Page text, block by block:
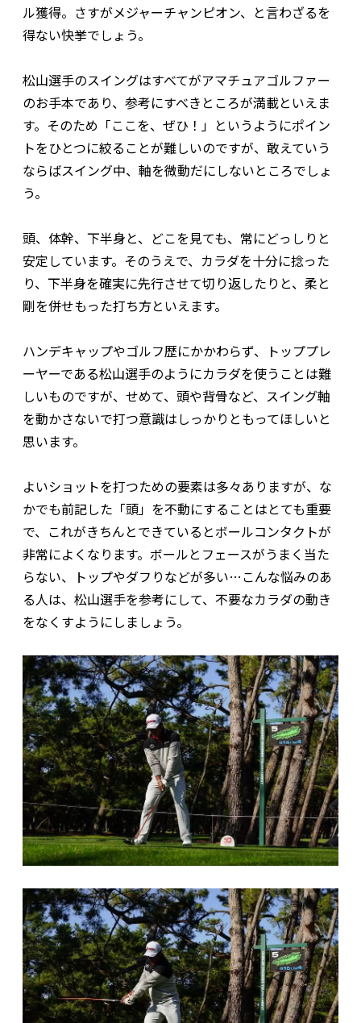
ル獲得。さすがメジャーチャンピオン、と言わざるを
得ない快挙でしょう。
松山選手のスイングはすべてがアマチュアゴルファー
のお手本であり、参考にすべきところが満載といえま
す。そのため「ここを、ぜひ！」というようにポイン
トをひとつに絞ることが難しいのですが、敢えていう
ならばスイング中、軸を微動だにしないところでしょ
う。
頭、体幹、下半身と、どこを見ても、常にどっしりと
安定しています。そのうえで、カラダを十分に捻った
り、下半身を確実に先行させて切り返したりと、柔と
剛を併せもった打ち方といえます。
ハンデキャップやゴルフ歴にかかわらず、トッププレ
ーヤーである松山選手のようにカラダを使うことは難
しいものですが、せめて、頭や背骨など、スイング軸
を動かさないで打つ意識はしっかりともってほしいと
思います。
よいショットを打つための要素は多々ありますが、な
かでも前記した「頭」を不動にすることはとても重要
で、これがきちんとできているとボールコンタクトが
非常によくなります。ボールとフェースがうまく当た
らない、トップやダフりなどが多い…こんな悩みのあ
る人は、松山選手を参考にして、不要なカラダの動き
をなくすようにしましょう。